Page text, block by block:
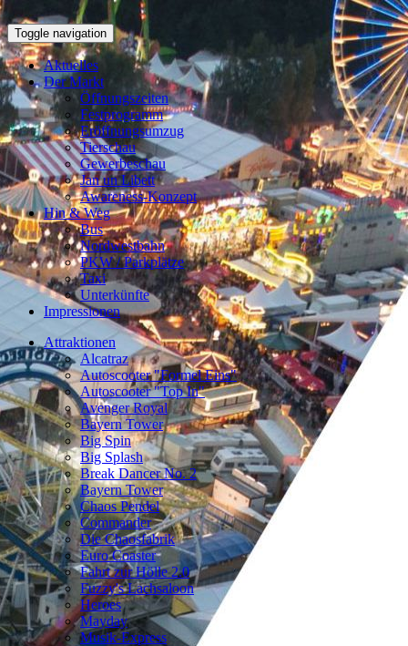
Toggle navigation
Aktuelles
Der Markt
Öffnungszeiten
Festprogramm
Eröffnungsumzug
Tierschau
Gewerbeschau
Jan un Libett
Awareness-Konzept
Hin & Weg
Bus
Nordwestbahn
PKW / Parkplätze
Taxi
Unterkünfte
Impressionen
Attraktionen
Alcatraz
Autoscooter "Formel Eins"
Autoscooter "Top In"
Avenger Royal
Bayern Tower
Big Spin
Big Splash
Break Dancer No. 2
Bayern Tower
Chaos Pendel
Commander
Die Chaosfabrik
Euro Coaster
Fahrt zur Hölle 2.0
Fuzzy's Lachsaloon
Heroes
Mayday
Musik-Express